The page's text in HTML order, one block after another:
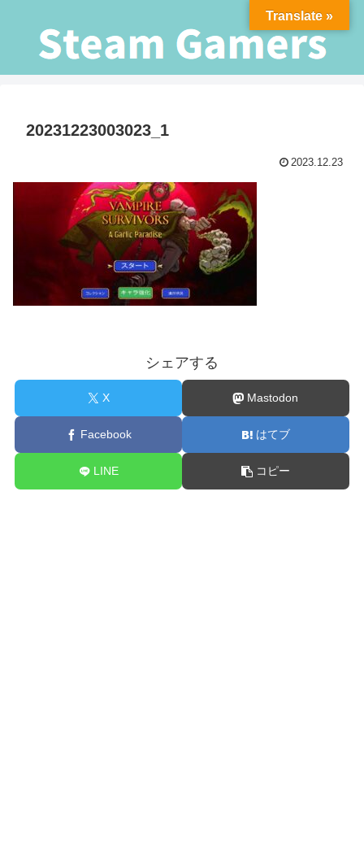
20231223003023_1
2023.12.23
シェアする
X Mastodon
Facebook はてブ
LINE コピー
Translate »